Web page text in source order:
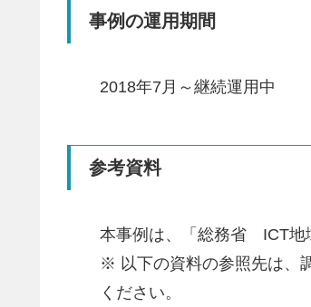
事例の運用期間
2018年7月～継続運用中
参考資料
本事例は、「総務省 ICT地
※ 以下の資料の参照先は、
ください。